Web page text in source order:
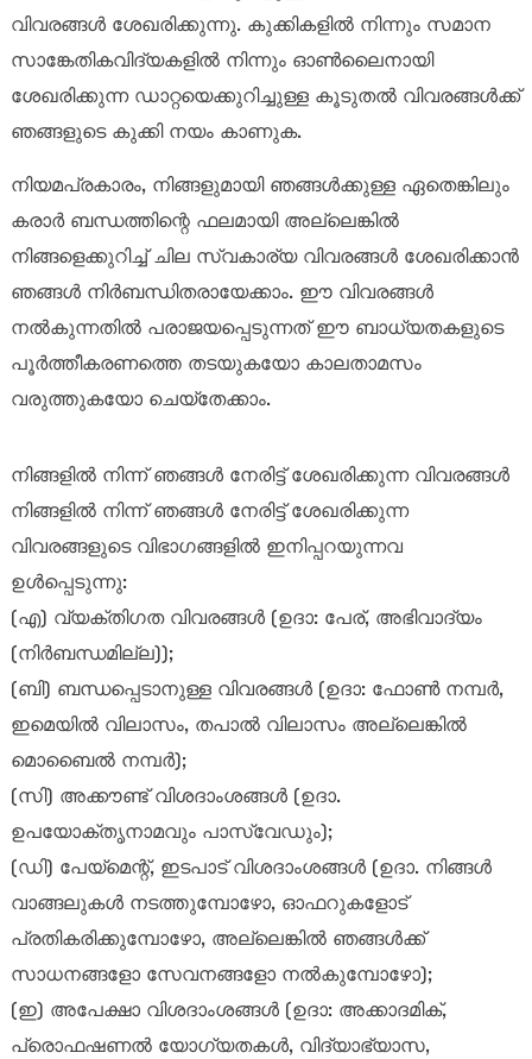
വിവരങ്ങൾ ശേഖരിക്കുന്നു. കുക്കികളിൽ നിന്നും സമാന
സാങ്കേതികവിദ്യകളിൽ നിന്നും ഓൺലൈനായി
ശേഖരിക്കുന്ന ഡാറ്റയെക്കുറിച്ചുള്ള കൂടുതൽ വിവരങ്ങൾക്ക്
ഞങ്ങളുടെ കുക്കി നയം കാണുക.
നിയമപ്രകാരം, നിങ്ങളുമായി ഞങ്ങൾക്കുള്ള ഏതെങ്കിലും
കരാർ ബന്ധത്തിന്റെ ഫലമായി അല്ലെങ്കിൽ
നിങ്ങളെക്കുറിച്ച് ചില സ്വകാര്യ വിവരങ്ങൾ ശേഖരിക്കാൻ
ഞങ്ങൾ നിർബന്ധിതരായേക്കാം. ഈ വിവരങ്ങൾ
നൽകുന്നതിൽ പരാജയപ്പെടുന്നത് ഈ ബാധ്യതകളുടെ
പൂർത്തീകരണത്തെ തടയുകയോ കാലതാമസം
വരുത്തുകയോ ചെയ്തേക്കാം.
നിങ്ങളിൽ നിന്ന് ഞങ്ങൾ നേരിട്ട് ശേഖരിക്കുന്ന വിവരങ്ങൾ
നിങ്ങളിൽ നിന്ന് ഞങ്ങൾ നേരിട്ട് ശേഖരിക്കുന്ന
വിവരങ്ങളുടെ വിഭാഗങ്ങളിൽ ഇനിപ്പറയുന്നവ
ഉൾപ്പെടുന്നു:
(എ) വ്യക്തിഗത വിവരങ്ങൾ (ഉദാ: പേര്, അഭിവാദ്യം
(നിർബന്ധമില്ല));
(ബി) ബന്ധപ്പെടാനുള്ള വിവരങ്ങൾ (ഉദാ: ഫോൺ നമ്പർ,
ഇമെയിൽ വിലാസം, തപാൽ വിലാസം അല്ലെങ്കിൽ
മൊബൈൽ നമ്പർ);
(സി) അക്കൗണ്ട് വിശദാംശങ്ങൾ (ഉദാ.
ഉപയോക്തൃനാമവും പാസ്‌വേഡും);
(ഡി) പേയ്‌മെന്റ്, ഇടപാട് വിശദാംശങ്ങൾ (ഉദാ. നിങ്ങൾ
വാങ്ങലുകൾ നടത്തുമ്പോഴോ, ഓഫറുകളോട്
പ്രതികരിക്കുമ്പോഴോ, അല്ലെങ്കിൽ ഞങ്ങൾക്ക്
സാധനങ്ങളോ സേവനങ്ങളോ നൽകുമ്പോഴോ);
(ഇ) അപേക്ഷാ വിശദാംശങ്ങൾ (ഉദാ: അക്കാദമിക്,
പ്രൊഫഷണൽ യോഗ്യതകൾ, വിദ്യാഭ്യാസ,